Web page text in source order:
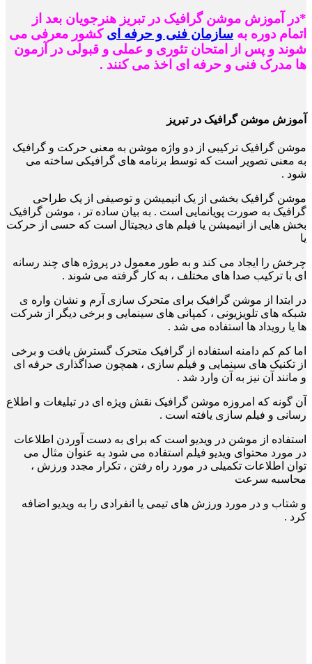
*در آموزش موشن گرافیک در تبریز هنرجویان بعد از
اتمام دوره به سازمان فنی و حرفه ای کشور معرفی می
شوند و پس از امتحان تئوری و عملی و قبولی در آزمون
ها مدرک فنی و حرفه ای اخذ می کنند .
موزش موشن گرافیک در تبریز
موشن گرافیک ترکیبی از دو واژه موشن به معنی حرکت و گرافیک
به معنی تصویر است که توسط برنامه های گرافیکی ساخته می
شود .
موشن گرافیک بخشی از یک انیمیشن و توصیفی از یک طراحی
گرافیک به صورت پویانمایی است . به بیان ساده تر ، موشن گرافیک
بخش هایی از انیمیشن یا فیلم های دیجیتال است که حسی از حرکت
یا
چرخش را ایجاد می کند و به طور معمول در پروژه های چند رسانه
ای با ترکیب صدا های مختلف ، به کار گرفته می شوند .
در ابتدا از موشن گرافیک برای متحرک سازی آرم و نشان واره ی
شبکه های تلویزیونی ، کمپانی های سینمایی و برخی دیگر از شرکت
ها یا رویداد ها استفاده می شد .
اما کم کم دامنه استفاده از گرافیک متحرک گسترش یافت و برخی
از تکنیک های سینمایی و فیلم سازی ، همچون صداگذاری حرفه ای
و مانند آن نیز به آن وارد شد .
آن گونه که امروزه موشن گرافیک نقش ویژه ای در تبلیغات و اطلاع
رسانی و فیلم سازی یافته است .
ستفاده از موشن در ویدیو است که برای به دست آوردن اطلاعات
در مورد محتوای ویدیو فیلم استفاده می شود به عنوان مثال می
توان اطلاعات تکمیلی در مورد راه رفتن ، تکرار مجدد ورزش ،
محاسبه سرعت
و شتاب و در مورد ورزش های تیمی یا انفرادی را به ویدیو اضافه
کرد .